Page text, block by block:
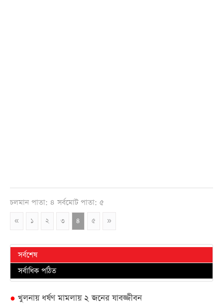
চলমান পাতা: ৪ সর্বমোট পাতা: ৫
« ১ ২ ৩ ৪ ৫ »
সর্বশেষ
সর্বাধিক পঠিত
● খুলনায় ধর্ষণ মামলায় ২ জনের যাবজ্জীবন